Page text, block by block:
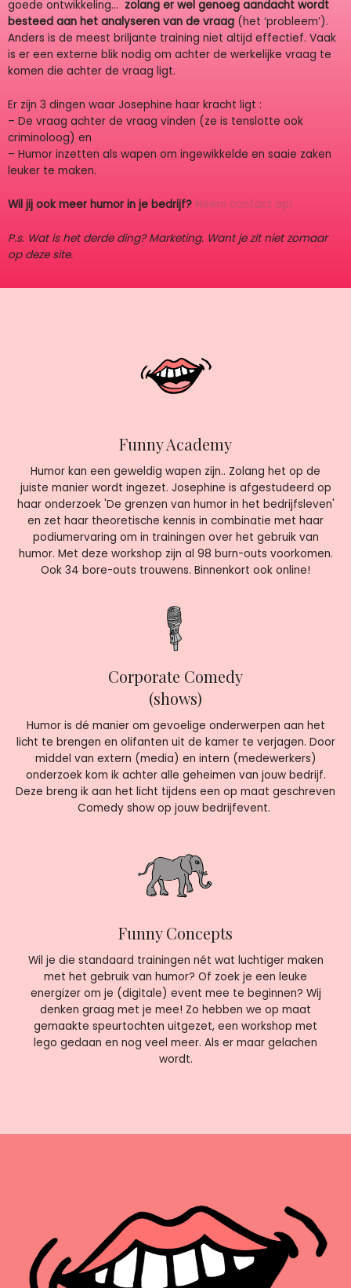
goede ontwikkeling… zolang er wel genoeg aandacht wordt
besteed aan het analyseren van de vraag (het ‘probleem’).
Anders is de meest briljante training niet altijd effectief. Vaak
is er een externe blik nodig om achter de werkelijke vraag te
komen die achter de vraag ligt.
Er zijn 3 dingen waar Josephine haar kracht ligt :
– De vraag achter de vraag vinden (ze is tenslotte ook
criminoloog) en
– Humor inzetten als wapen om ingewikkelde en saaie zaken
leuker te maken.
Wil jij ook meer humor in je bedrijf? Neem contact op!
P.s. Wat is het derde ding? Marketing. Want je zit niet zomaar
op deze site.
Funny Academy
Humor kan een geweldig wapen zijn.. Zolang het op de
juiste manier wordt ingezet. Josephine is afgestudeerd op
haar onderzoek 'De grenzen van humor in het bedrijfsleven'
en zet haar theoretische kennis in combinatie met haar
podiumervaring om in trainingen over het gebruik van
humor. Met deze workshop zijn al 98 burn-outs voorkomen.
Ook 34 bore-outs trouwens. Binnenkort ook online!
Corporate Comedy
(shows)
Humor is dé manier om gevoelige onderwerpen aan het
licht te brengen en olifanten uit de kamer te verjagen. Door
middel van extern (media) en intern (medewerkers)
onderzoek kom ik achter alle geheimen van jouw bedrijf.
Deze breng ik aan het licht tijdens een op maat geschreven
Comedy show op jouw bedrijfevent. ​
Funny Concepts
Wil je die standaard trainingen nét wat luchtiger maken
met het gebruik van humor? Of zoek je een leuke
energizer om je (digitale) event mee te beginnen? Wij
denken graag met je mee! Zo hebben we op maat
gemaakte speurtochten uitgezet, een workshop met
lego gedaan en nog veel meer. Als er maar gelachen
wordt.